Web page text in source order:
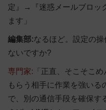
定』→『迷惑メールブロッ
ます」
編集部:なるほど。設定の
ないですか?
専門家: 「正直、そこそこ
もらう相手に作業を強いる
で、別の通信手段を確保す